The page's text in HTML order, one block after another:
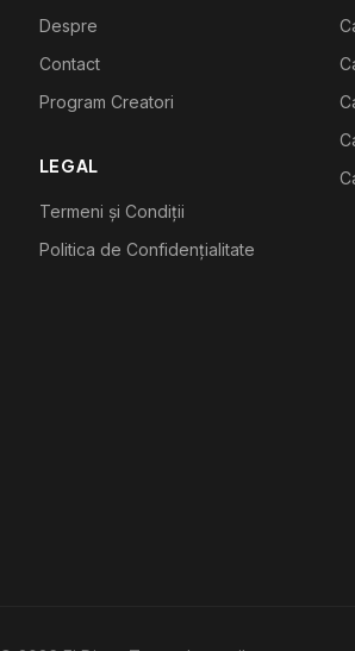
Despre
Contact
Program Creatori
LEGAL
Termeni și Condiții
Politica de Confidențialitate